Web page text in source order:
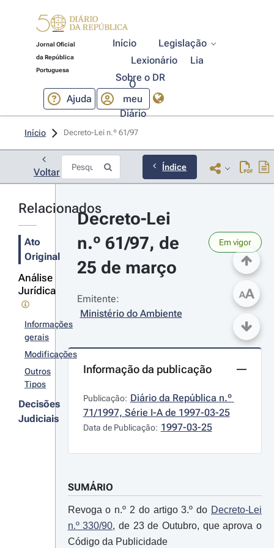
Jornal Oficial
da República
Portuguesa
Início
Legislação
Lexionário
Lia
Sobre o DR
Ajuda
O
meu
Diário
Início Decreto-Lei n.º 61/97
Voltar Índice
Relacionados
Ato
Original
Análise
Jurídica
Informações
gerais
Modificações
Outros
Tipos
Decisões
Judiciais
Decreto-Lei
n.º 61/97, de
25 de março
Em vigor
Emitente:
Ministério do Ambiente
Informação da publicação
Publicação: Diário da República n.º
71/1997, Série I-A de 1997-03-25
Data de Publicação: 1997-03-25
SUMÁRIO
Revoga o n.º 2 do artigo 3.º do Decreto-Lei
n.º 330/90, de 23 de Outubro, que aprova o
Código da Publicidade
AA